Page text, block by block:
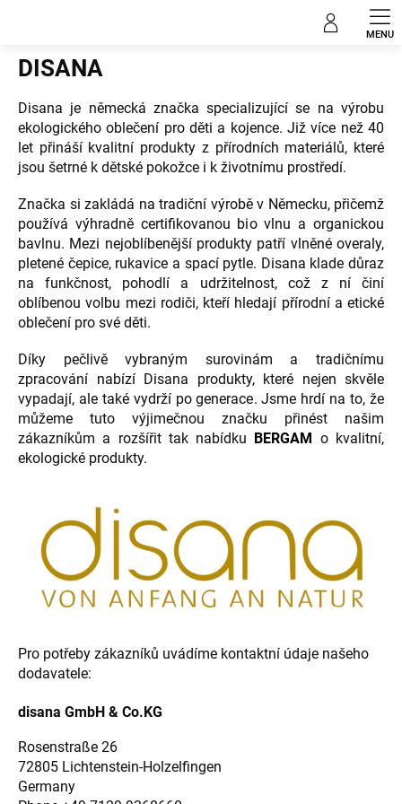
DISANA
Disana je německá značka specializující se na výrobu
ekologického oblečení pro děti a kojence. Již více než 40
let přináší kvalitní produkty z přírodních materiálů, které
jsou šetrné k dětské pokožce i k životnímu prostředí.
Značka si zakládá na tradiční výrobě v Německu, přičemž
používá výhradně certifikovanou bio vlnu a organickou
bavlnu. Mezi nejoblíbenější produkty patří vlněné overaly,
pletené čepice, rukavice a spací pytle. Disana klade důraz
na funkčnost, pohodlí a udržitelnost, což z ní činí
oblíbenou volbu mezi rodiči, kteří hledají přírodní a etické
oblečení pro své děti.
Díky pečlivě vybraným surovinám a tradičnímu
zpracování nabízí Disana produkty, které nejen skvěle
vypadají, ale také vydrží po generace. Jsme hrdí na to, že
můžeme tuto výjimečnou značku přinést našim
zákazníkům a rozšířit tak nabídku BERGAM o kvalitní,
ekologické produkty.
Pro potřeby zákazníků uvádíme kontaktní údaje našeho
dodavatele:
disana GmbH & Co.KG
Rosenstraße 26
72805 Lichtenstein-Holzelfingen
Germany